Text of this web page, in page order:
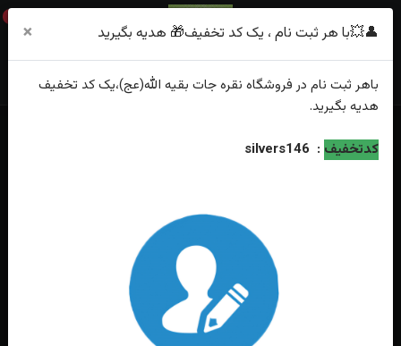
0
خانه فهرست محصولات
👤💥با هر ثبت نام ، یک کد تخفیف🎁 هدیه بگیرید ×
باهر ثبت نام در فروشگاه نقره جات بقیه الله(عج)،یک کد تخفیف
هدیه بگیرید.
کدتخفیف :
silvers146